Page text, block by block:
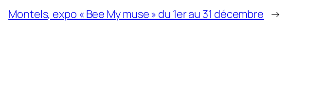
Montels, expo « Bee My muse » du 1er au 31 décembre →